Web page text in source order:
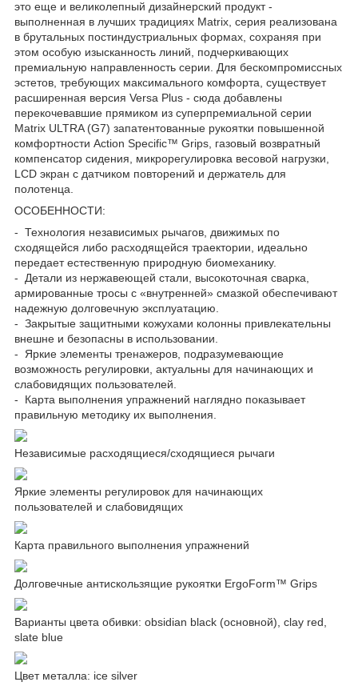
это еще и великолепный дизайнерский продукт -
выполненная в лучших традициях Matrix, серия реализована
в брутальных постиндустриальных формах, сохраняя при
этом особую изысканность линий, подчеркивающих
премиальную направленность серии. Для бескомпромиссных
эстетов, требующих максимального комфорта, существует
расширенная версия Versa Plus - сюда добавлены
перекочевавшие прямиком из суперпремиальной серии
Matrix ULTRA (G7) запатентованные рукоятки повышенной
комфортности Action Specific™ Grips, газовый возвратный
компенсатор сидения, микрорегулировка весовой нагрузки,
LCD экран с датчиком повторений и держатель для
полотенца.
ОСОБЕННОСТИ:
- Технология независимых рычагов, движимых по
сходящейся либо расходящейся траектории, идеально
передает естественную природную биомеханику.
- Детали из нержавеющей стали, высокоточная сварка,
армированные тросы с «внутренней» смазкой обеспечивают
надежную долговечную эксплуатацию.
- Закрытые защитными кожухами колонны привлекательны
внешне и безопасны в использовании.
- Яркие элементы тренажеров, подразумевающие
возможность регулировки, актуальны для начинающих и
слабовидящих пользователей.
- Карта выполнения упражнений наглядно показывает
правильную методику их выполнения.
Независимые расходящиеся/сходящиеся рычаги
Яркие элементы регулировок для начинающих
пользователей и слабовидящих
Карта правильного выполнения упражнений
Долговечные антискользящие рукоятки ErgoForm™ Grips
Варианты цвета обивки: obsidian black (основной), clay red,
slate blue
Цвет металла: ice silver